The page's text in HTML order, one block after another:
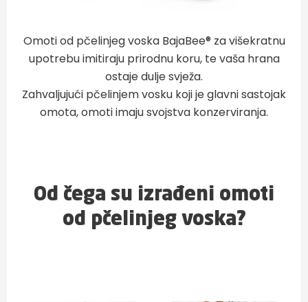
Omoti od pčelinjeg voska BajaBee® za višekratnu
upotrebu imitiraju prirodnu koru, te vaša hrana
ostaje dulje svježa.
Zahvaljujući pčelinjem vosku koji je glavni sastojak
omota, omoti imaju svojstva konzerviranja.
Od čega su izrađeni omoti
od pčelinjeg voska?